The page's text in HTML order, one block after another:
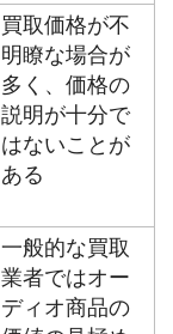
買取価格が不
明瞭な場合が
多く、価格の
説明が十分で
はないことが
ある
一般的な買取
業者ではオー
ディオ商品の